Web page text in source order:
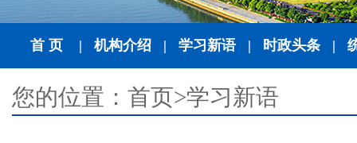
首 页 | 机构介绍 | 学习新语 | 时政头条 |
您的位置： 首页>学习新语